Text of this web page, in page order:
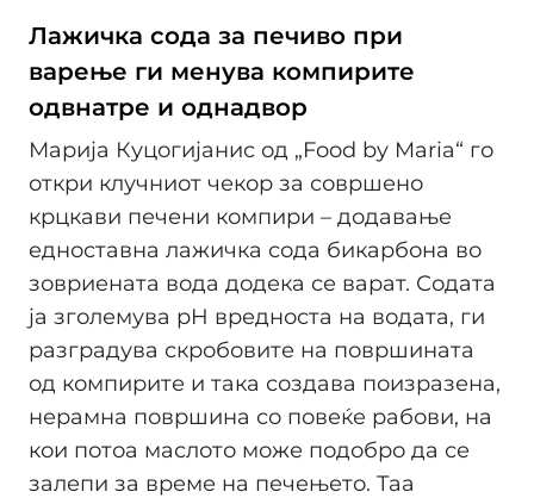
Лажичка сода за печиво при
варење ги менува компирите
одвнатре и однадвор
Марија Куцогијанис од „Food by Maria“ го
откри клучниот чекор за совршено
крцкави печени компири – додавање
едноставна лажичка сода бикарбона во
зовриената вода додека се варат. Содата
ја зголемува pH вредноста на водата, ги
разградува скробовите на површината
од компирите и така создава поизразена,
нерамна површина со повеќе рабови, на
кои потоа маслото може подобро да се
залепи за време на печењето. Таа